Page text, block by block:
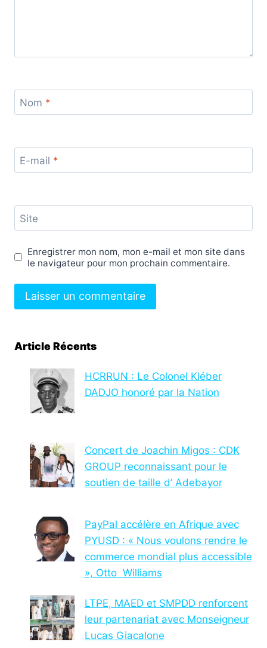
Nom *
E-mail *
Site
Enregistrer mon nom, mon e-mail et mon site dans
le navigateur pour mon prochain commentaire.
Article Récents
HCRRUN : Le Colonel Kléber
DADJO honoré par la Nation
Concert de Joachin Migos : CDK
GROUP reconnaissant pour le
soutien de taille d’ Adebayor
PayPal accélère en Afrique avec
PYUSD : « Nous voulons rendre le
commerce mondial plus accessible
», Otto Williams
LTPE, MAED et SMPDD renforcent
leur partenariat avec Monseigneur
Lucas Giacalone